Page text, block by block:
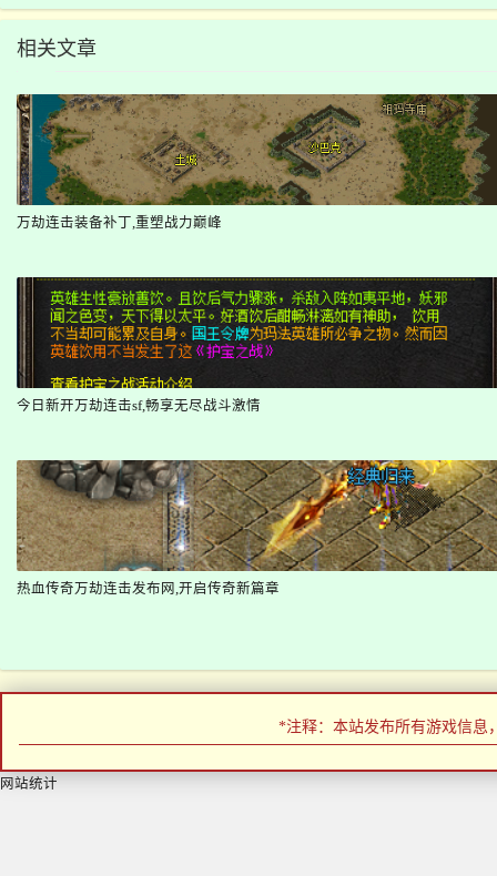
相关文章
万劫连击装备补丁,重塑战力巅峰
今日新开万劫连击sf,畅享无尽战斗激情
热血传奇万劫连击发布网,开启传奇新篇章
*注释：本站发布所有游戏信息
网站统计